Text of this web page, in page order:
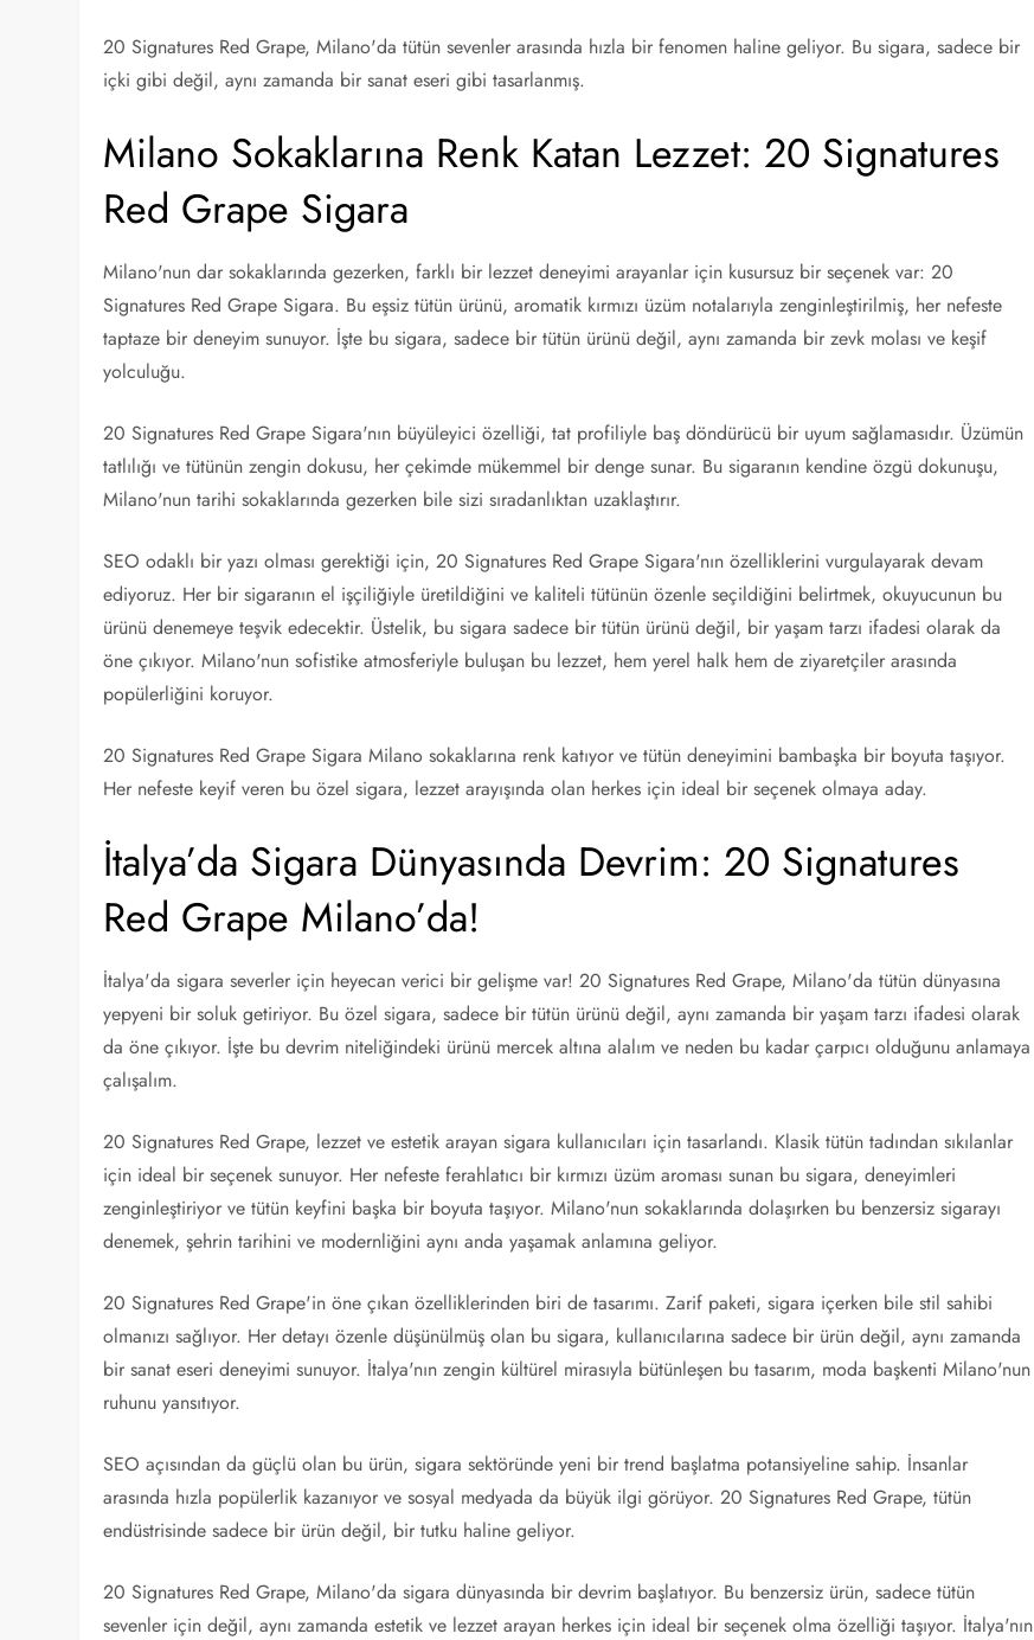
20 Signatures Red Grape, Milano'da tütün sevenler arasında hızla bir fenomen haline geliyor. Bu sigara, sadece bir
içki gibi değil, aynı zamanda bir sanat eseri gibi tasarlanmış.
Milano Sokaklarına Renk Katan Lezzet: 20 Signatures
Red Grape Sigara
Milano'nun dar sokaklarında gezerken, farklı bir lezzet deneyimi arayanlar için kusursuz bir seçenek var: 20
Signatures Red Grape Sigara. Bu eşsiz tütün ürünü, aromatik kırmızı üzüm notalarıyla zenginleştirilmiş, her nefeste
taptaze bir deneyim sunuyor. İşte bu sigara, sadece bir tütün ürünü değil, aynı zamanda bir zevk molası ve keşif
yolculuğu.
20 Signatures Red Grape Sigara'nın büyüleyici özelliği, tat profiliyle baş döndürücü bir uyum sağlamasıdır. Üzümün
tatlılığı ve tütünün zengin dokusu, her çekimde mükemmel bir denge sunar. Bu sigaranın kendine özgü dokunuşu,
Milano'nun tarihi sokaklarında gezerken bile sizi sıradanlıktan uzaklaştırır.
SEO odaklı bir yazı olması gerektiği için, 20 Signatures Red Grape Sigara'nın özelliklerini vurgulayarak devam
ediyoruz. Her bir sigaranın el işçiliğiyle üretildiğini ve kaliteli tütünün özenle seçildiğini belirtmek, okuyucunun bu
ürünü denemeye teşvik edecektir. Üstelik, bu sigara sadece bir tütün ürünü değil, bir yaşam tarzı ifadesi olarak da
öne çıkıyor. Milano'nun sofistike atmosferiyle buluşan bu lezzet, hem yerel halk hem de ziyaretçiler arasında
popülerliğini koruyor.
20 Signatures Red Grape Sigara Milano sokaklarına renk katıyor ve tütün deneyimini bambaşka bir boyuta taşıyor.
Her nefeste keyif veren bu özel sigara, lezzet arayışında olan herkes için ideal bir seçenek olmaya aday.
İtalya’da Sigara Dünyasında Devrim: 20 Signatures
Red Grape Milano’da!
İtalya'da sigara severler için heyecan verici bir gelişme var! 20 Signatures Red Grape, Milano'da tütün dünyasına
yepyeni bir soluk getiriyor. Bu özel sigara, sadece bir tütün ürünü değil, aynı zamanda bir yaşam tarzı ifadesi olarak
da öne çıkıyor. İşte bu devrim niteliğindeki ürünü mercek altına alalım ve neden bu kadar çarpıcı olduğunu anlamaya
çalışalım.
20 Signatures Red Grape, lezzet ve estetik arayan sigara kullanıcıları için tasarlandı. Klasik tütün tadından sıkılanlar
için ideal bir seçenek sunuyor. Her nefeste ferahlatıcı bir kırmızı üzüm aroması sunan bu sigara, deneyimleri
zenginleştiriyor ve tütün keyfini başka bir boyuta taşıyor. Milano'nun sokaklarında dolaşırken bu benzersiz sigarayı
denemek, şehrin tarihini ve modernliğini aynı anda yaşamak anlamına geliyor.
20 Signatures Red Grape'in öne çıkan özelliklerinden biri de tasarımı. Zarif paketi, sigara içerken bile stil sahibi
olmanızı sağlıyor. Her detayı özenle düşünülmüş olan bu sigara, kullanıcılarına sadece bir ürün değil, aynı zamanda
bir sanat eseri deneyimi sunuyor. İtalya'nın zengin kültürel mirasıyla bütünleşen bu tasarım, moda başkenti Milano'nun
ruhunu yansıtıyor.
SEO açısından da güçlü olan bu ürün, sigara sektöründe yeni bir trend başlatma potansiyeline sahip. İnsanlar
arasında hızla popülerlik kazanıyor ve sosyal medyada da büyük ilgi görüyor. 20 Signatures Red Grape, tütün
endüstrisinde sadece bir ürün değil, bir tutku haline geliyor.
20 Signatures Red Grape, Milano'da sigara dünyasında bir devrim başlatıyor. Bu benzersiz ürün, sadece tütün
sevenler için değil, aynı zamanda estetik ve lezzet arayan herkes için ideal bir seçenek olma özelliği taşıyor. İtalya'nın